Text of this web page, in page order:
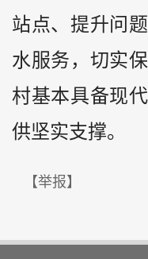
站点、提升问
水服务，切实
村基本具备现
供坚实支撑。
【举报】